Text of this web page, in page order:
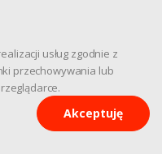
usług zgodnie z
przechowywania lub
Akceptuję
dostarczaCStore.pl